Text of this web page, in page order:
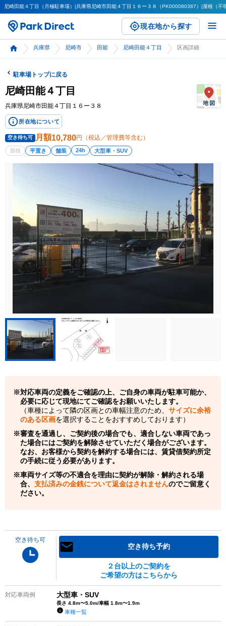
尼崎田能４丁目（月極駐車場）|兵庫県尼崎市田能４丁目１６ー３８（PK000080387）|屋根（
現在地から探す
兵庫県 尼崎市 田能 尼崎田能４丁目 区画詳細
駐車場トップに戻る
尼崎田能４丁目
兵庫県尼崎市田能４丁目１６ー３８
所在地について
空き待ち可 月額10,780円（税込／管理費等含む）
屋根 平置き 舗装 24h 大型車・SUV
対応車両の定義をご確認の上、ご自身の車両が駐車可能か、
必要に応じて現地にてご確認をお願いいたします。
（車種によって隣の区画との車幅注意のため、 サイズに余裕
のある区画を選択することをおすすめしております）
審査を通過し、ご契約後の場合でも、適合しない車両であっ
た場合にはご契約を解除させていただく場合がございます。
なお、お客様から契約を解約する場合には、賃貸借契約所定
の手続に従う必要があります。
車両サイズ等の不適合を理由に契約が解除・解約される場
合、 支払済みの金銭について返金はされませんのでご留意く
ださい。
空き待ち可
空き待ち予約
２台以上のご契約を
ご希望の方はこちらから
対応車両例 大型車・SUV
長さ 4.8m〜5.0m/車幅 1.8m〜1.9m
車種一覧